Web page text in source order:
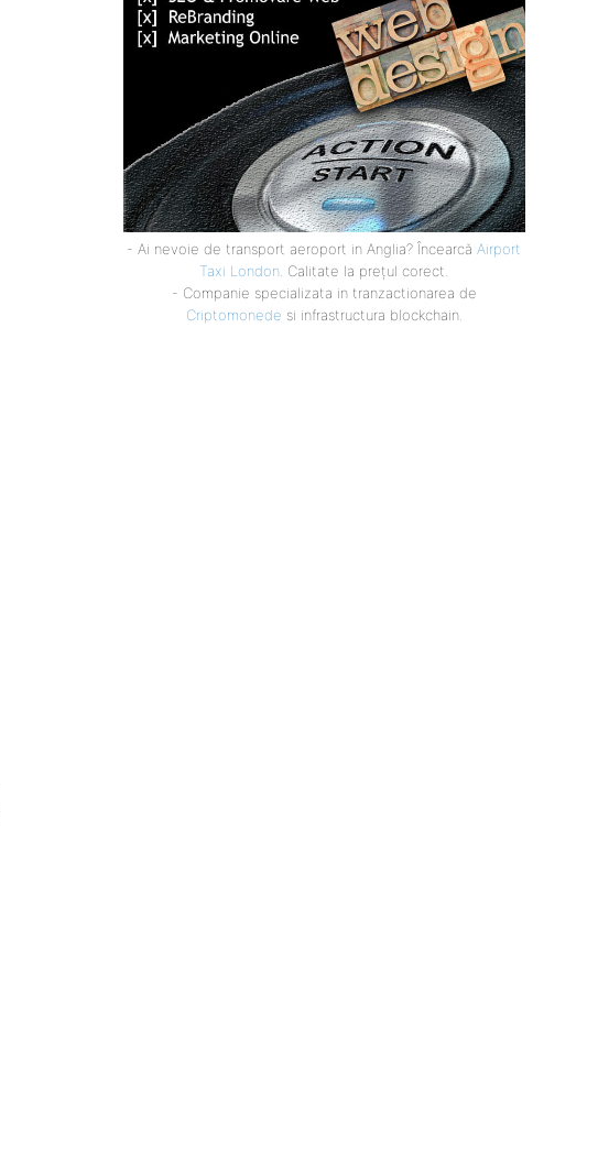
- Ai nevoie de transport aeroport in Anglia? Încearcă Airport
Taxi London . Calitate la prețul corect.
- Companie specializata in tranzactionarea de
Criptomonede si infrastructura blockchain.